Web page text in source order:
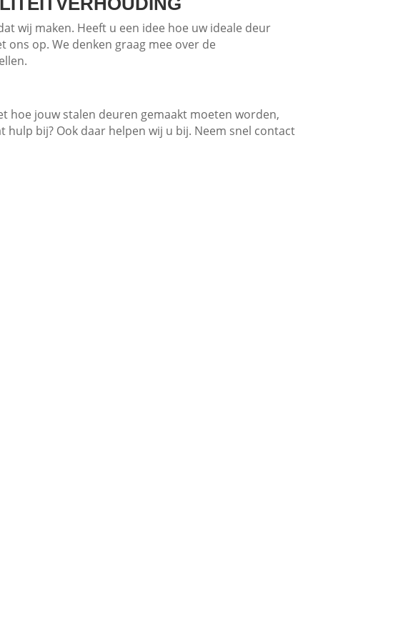
wij maken. Heeft u een idee hoe uw ideale deur
op. We denken graag mee over de
hoe jouw stalen deuren gemaakt moeten worden,
bij? Ook daar helpen wij u bij. Neem snel contact